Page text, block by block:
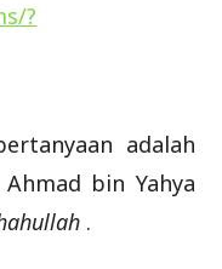
?
adalah
bin Yahya
.